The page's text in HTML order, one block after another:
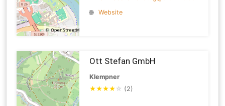
🌐
Website
Ott Stefan GmbH
Klempner
★★★★ ☆ (2)